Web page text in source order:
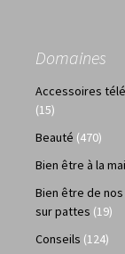
Domaines
Accessoires
(15)
Beauté (470)
Bien être à la
Bien être de
sur pattes (19)
Conseils (124)